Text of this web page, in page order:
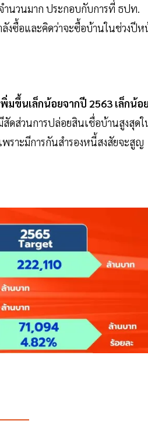
ำนวนมาก ประกอบกับการที่ ธปท.
งซื้อและคิดว่าจะซื้อบ้านในช่วงปีห
มขึ้นเล็กน้อยจากปี 2563 เล็กน้อ
ดส่วนการปล่อยสินเชื่อบ้านสูงสุด
ราะมีการกันสำรองหนี้สงสัยจะสูญ